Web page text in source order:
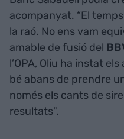
acompanyat. “El
la raó. No ens vam
amable de fusió del
l’OPA, Oliu ha instat
bé abans de prendre
només els cants de
resultats".